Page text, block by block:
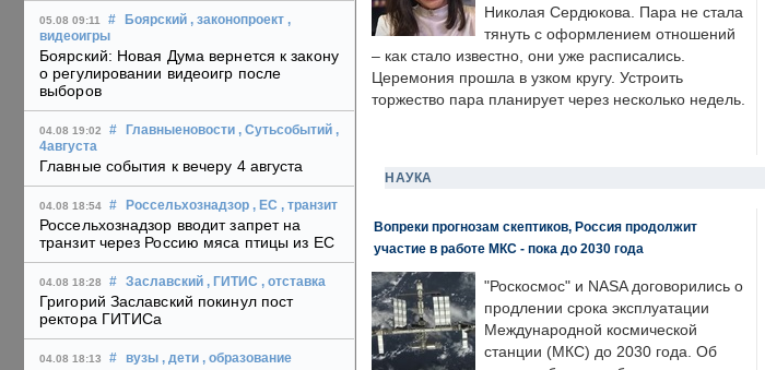
05.08 09:11 # Боярский , законопроект ,
видеоигры
Боярский: Новая Дума вернется к закону
о регулировании видеоигр после
выборов
04.08 19:02 # Главныеновости , Сутьсобытий ,
4августа
Главные события к вечеру 4 августа
04.08 18:54 # Россельхознадзор , ЕС , транзит
Россельхознадзор вводит запрет на
транзит через Россию мяса птицы из ЕС
04.08 18:28 # Заславский , ГИТИС , отставка
Григорий Заславский покинул пост
ректора ГИТИСа
04.08 18:13 # вузы , дети , образование
Николая Сердюкова. Пара не стала
тянуть с оформлением отношений
– как стало известно, они уже расписались.
Церемония прошла в узком кругу. Устроить
торжество пара планирует через несколько недель.
НАУКА
Вопреки прогнозам скептиков, Россия продолжит
участие в работе МКС - пока до 2030 года
"Роскосмос" и NASA договорились о
продлении срока эксплуатации
Международной космической
станции (МКС) до 2030 года. Об